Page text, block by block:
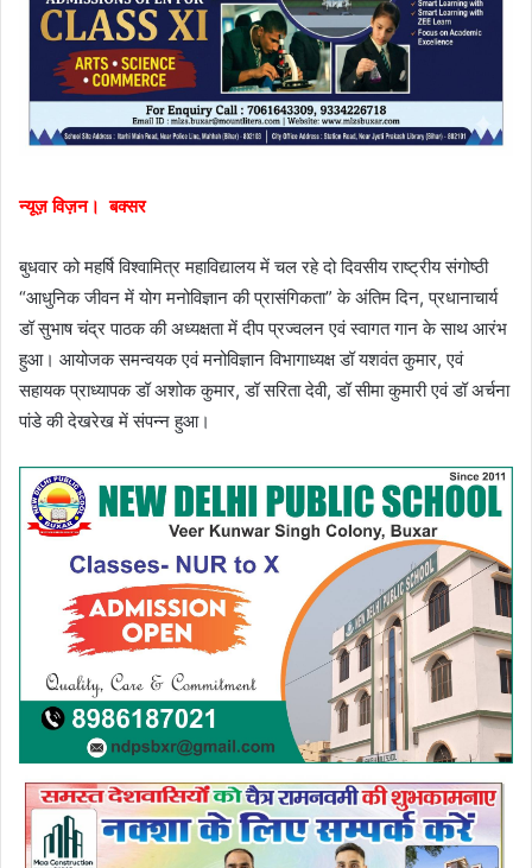
न्यूज़ विज़न। बक्सर
बुधवार को महर्षि विश्वामित्र महाविद्यालय में चल रहे दो दिवसीय राष्ट्रीय संगोष्ठी
“आधुनिक जीवन में योग मनोविज्ञान की प्रासंगिकता” के अंतिम दिन, प्रधानाचार्य
डॉ सुभाष चंद्र पाठक की अध्यक्षता में दीप प्रज्वलन एवं स्वागत गान के साथ आरंभ
हुआ। आयोजक समन्वयक एवं मनोविज्ञान विभागाध्यक्ष डॉ यशवंत कुमार, एवं
सहायक प्राध्यापक डॉ अशोक कुमार, डॉ सरिता देवी, डॉ सीमा कुमारी एवं डॉ अर्चना
पांडे की देखरेख में संपन्न हुआ।